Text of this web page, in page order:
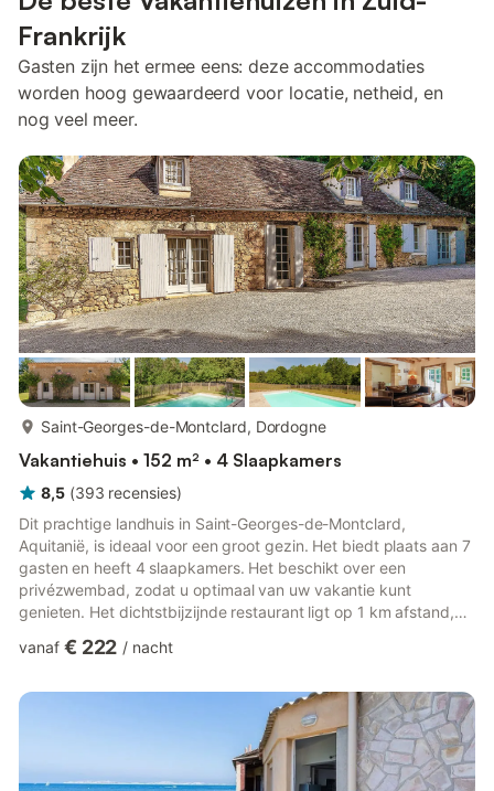
Frankrijk
Gasten zijn het ermee eens: deze accommodaties
worden hoog gewaardeerd voor locatie, netheid, en
nog veel meer.
Saint-Georges-de-Montclard, Dordogne
Vakantiehuis • 152 m² • 4 Slaapkamers
8,5 (393 recensies)
Dit prachtige landhuis in Saint-Georges-de-Montclard,
Aquitanië, is ideaal voor een groot gezin. Het biedt plaats aan 7
gasten en heeft 4 slaapkamers. Het beschikt over een
privézwembad, zodat u optimaal van uw vakantie kunt
genieten. Het dichtstbijzijnde restaurant ligt op 1 km afstand,
toch geen boodschappen meer willen doen, dan vindt u de
op 20 km afstand van de rivier, mocht u een dagje langs de
kreek willen doorbrengen. Paardrijden is mogelijk binnen 5 km.
vanaf € 222 / nacht